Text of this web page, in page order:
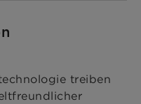
treiben